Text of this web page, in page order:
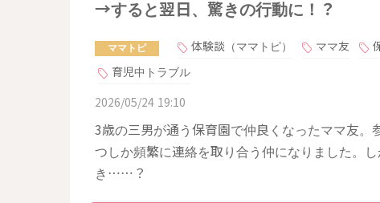
→すると翌日、驚きの行動に！？
ママトピ 体験談（ママトピ） ママ友
育児中トラブル
2026/05/24 19:10
3歳の三男が通う保育園で仲良くなったママ友
つしか頻繁に連絡を取り合う仲になりました。
き……？